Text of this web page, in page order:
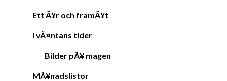
Ett Ã¥r och framÃ¥t
I vÃ¤ntans tider
Bilder pÃ¥ magen
MÃ¥nadslistor